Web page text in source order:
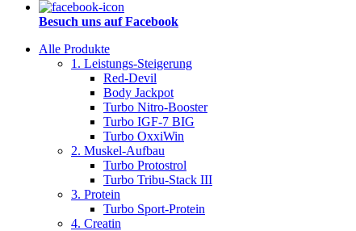
Besuch uns auf Facebook
Alle Produkte
1. Leistungs-Steigerung
Red-Devil
Body Jackpot
Turbo Nitro-Booster
Turbo IGF-7 BIG
Turbo OxxiWin
2. Muskel-Aufbau
Turbo Protostrol
Turbo Tribu-Stack III
3. Protein
Turbo Sport-Protein
4. Creatin